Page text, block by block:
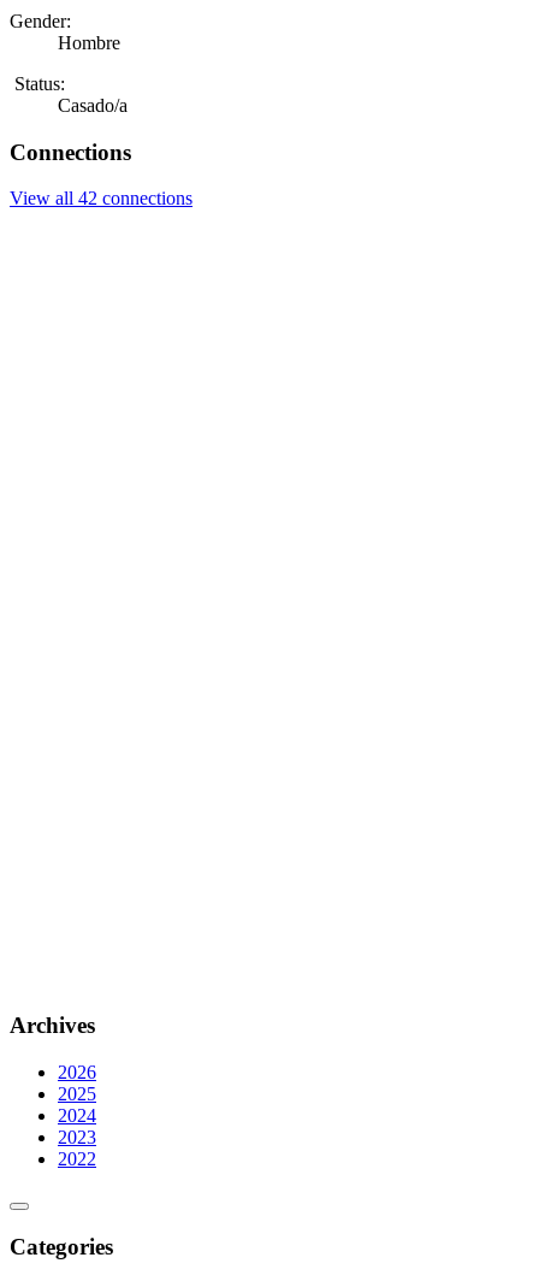
Gender:
Hombre
Status:
Casado/a
Connections
View all 42 connections
Archives
2026
2025
2024
2023
2022
Categories